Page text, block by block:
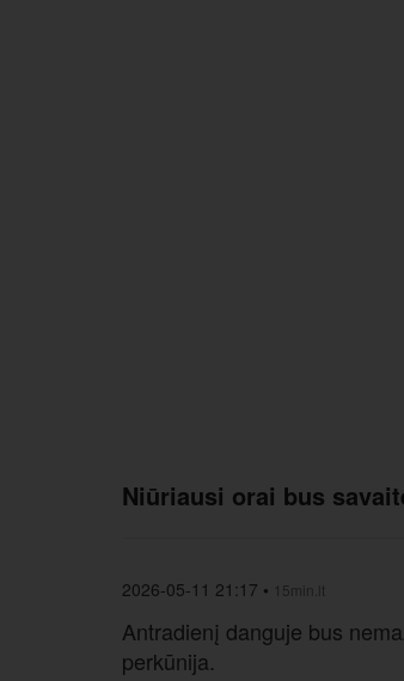
Niūriausi orai bus
2026-05-11 21:17 • 15min.lt
Antradienį danguje bus
perkūnija.